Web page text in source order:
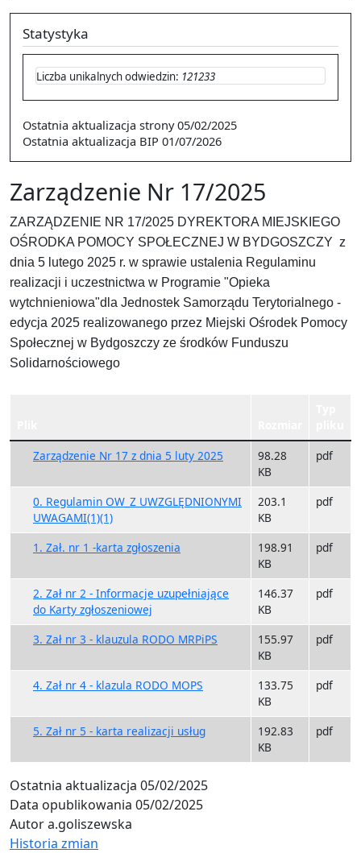
Zarządzenie Nr 17/2025
ZARZĄDZENIE NR 17/2025 DYREKTORA MIEJSKIEGO
OŚRODKA POMOCY SPOŁECZNEJ W BYDGOSZCZY z
dnia 5 lutego 2025 r. w sprawie ustalenia Regulaminu
realizacji i uczestnictwa w Programie "Opieka
wytchnieniowa"dla Jednostek Samorządu Terytorialnego -
edycja 2025 realizowanego przez Miejski Ośrodek Pomocy
Społecznej w Bydgoszczy ze środków Funduszu
Solidarnościowego
Zarządzenie Nr 17 z dnia 5 luty 2025
98.28
KB
pdf
0. Regulamin OW_Z UWZGLĘDNIONYMI
UWAGAMI(1)(1)
203.1
KB
pdf
1. Zał. nr 1 -karta zgłoszenia
198.91
KB
pdf
2. Zał nr 2 - Informacje uzupełniające
do Karty zgłoszeniowej
146.37
KB
pdf
3. Zał nr 3 - klauzula RODO MRPiPS
155.97
KB
pdf
4. Zał nr 4 - klazula RODO MOPS
133.75
KB
pdf
5. Zał nr 5 - karta realizacji usług
192.83
KB
pdf
Ostatnia aktualizacja 05/02/2025
Data opublikowania 05/02/2025
Autora.goliszewska
Historia zmian
Statystyka
Liczba unikalnych odwiedzin: 121233
Ostatnia aktualizacja strony 05/02/2025
Ostatnia aktualizacja BIP 01/07/2026